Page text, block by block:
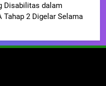
Disabilitas dalam
Tahap 2 Digelar Selama